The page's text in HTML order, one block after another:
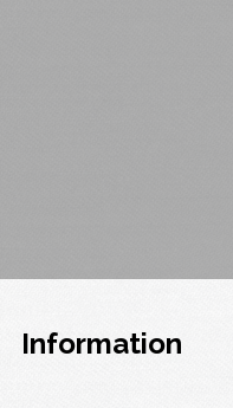
Information